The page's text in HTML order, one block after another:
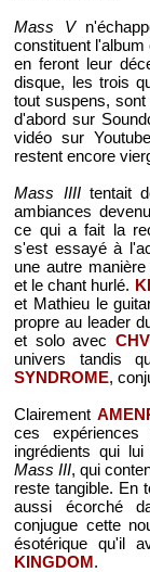
Mass V
constituent
en feront leur
disque, les trois
tout suspens,
d'abord sur
vidéo sur
restent encore
Mass IIIItentait
ambiances
ce qui a fait la
s'est essayé à
une autre
et le chant hurlé.
et Mathieu le
propre au leader
et solo avec
univers tandis
SYNDROME,
Clairement
ces
ingrédients qui
Mass III, qui
reste tangible. En
aussi écorché
conjugue cette
ésotérique qu'il
KINGDOM.